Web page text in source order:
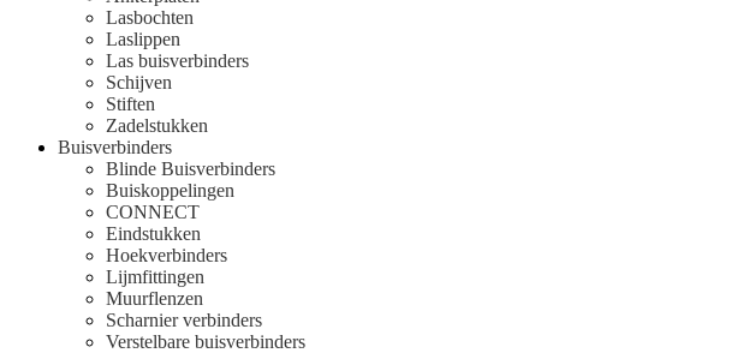
Lasbochten
Laslippen
Las buisverbinders
Schijven
Stiften
Zadelstukken
Buisverbinders
Blinde Buisverbinders
Buiskoppelingen
CONNECT
Eindstukken
Hoekverbinders
Lijmfittingen
Muurflenzen
Scharnier verbinders
Verstelbare buisverbinders